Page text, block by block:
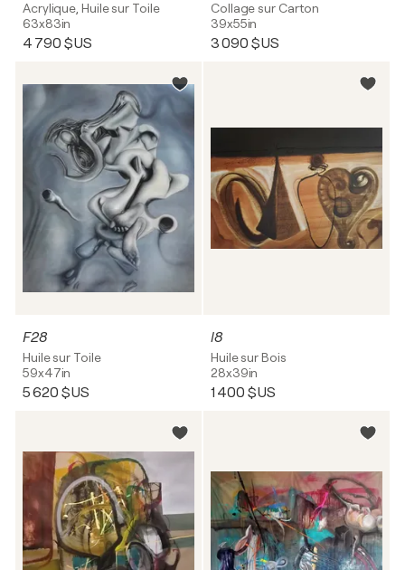
Acrylique, Huile sur Toile
63x83in
4 790 $US
Collage sur Carton
39x55in
3 090 $US
F28
Huile sur Toile
59x47in
5 620 $US
l8
Huile sur Bois
28x39in
1 400 $US